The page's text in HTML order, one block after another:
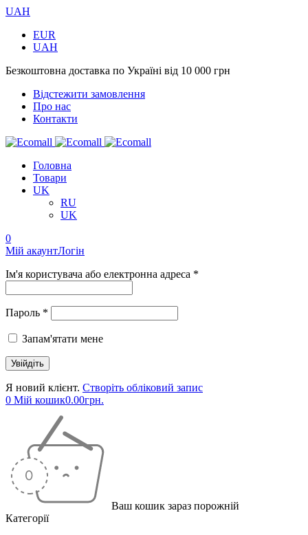
UAH
EUR
UAH
Безкоштовна доставка по Україні від 10 000 грн
Відстежити замовлення
Про нас
Контакти
Головна
Товари
UK
RU
UK
0
Мій акаунтЛогін
Ім'я користувача або електронна адреса *
Пароль *
Запам'ятати мене
Я новий клієнт. Створіть обліковий запис
0 Мій кошик0.00грн.
Ваш кошик зараз порожній
Категорії